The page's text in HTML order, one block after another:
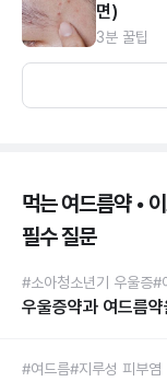
면)
3분 꿀팁
먹는 여드름약 •
필수 질문
#소아청소년기 우울증#
우울증약과 여드름
#여드름#지루성 피부염